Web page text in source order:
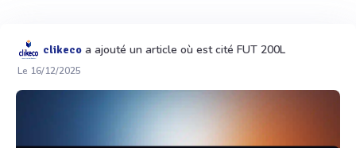
clikeco a ajouté un article où est cité FUT 200L
Le 16/12/2025